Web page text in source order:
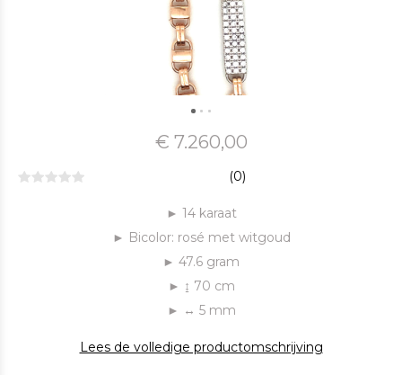
€ 7.260,00
(0)
► 14 karaat
► Bicolor: rosé met witgoud
► 47.6 gram
► ↨ 70 cm
► ↔ 5 mm
Lees de volledige productomschrijving